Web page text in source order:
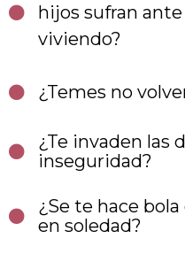
hijos sufran
viviendo?
¿Temes no
¿Te invaden las
inseguridad?
¿Se te hace
en soledad?